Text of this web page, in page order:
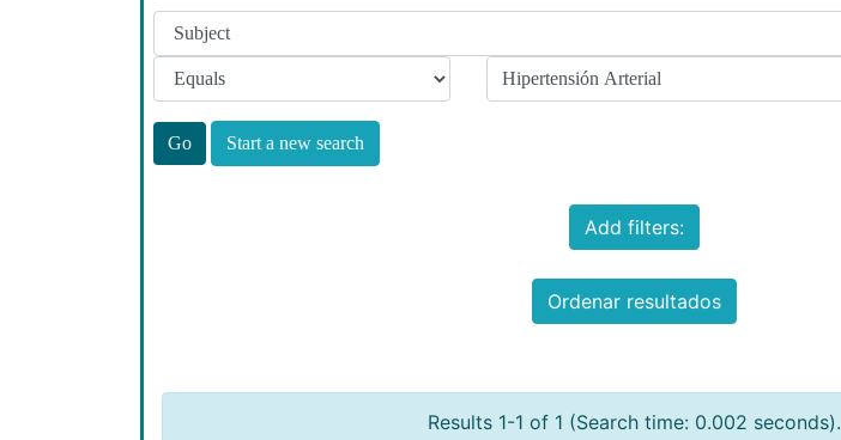
Start a new search
Add filters:
Ordenar resultados
Results 1-1 of 1 (Search time: 0.002 seconds).